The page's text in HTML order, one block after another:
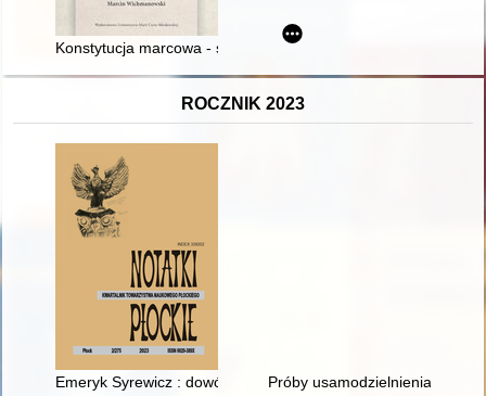
Konstytucja marcowa - symbol nowoczesnej kultury politycznej
ROCZNIK 2023
Emeryk Syrewicz : dowódca oddziału powstańczego w 1863
Próby usamodzielnienia się